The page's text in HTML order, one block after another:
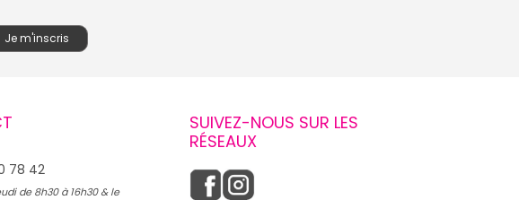
78 42
de 8h30 à 16h30 & le
SUIVEZ-NOUS SUR LES
RÉSEAUX